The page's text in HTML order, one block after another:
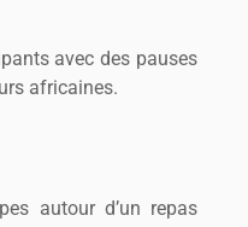
avec des pauses
africaines.
autour d’un repas